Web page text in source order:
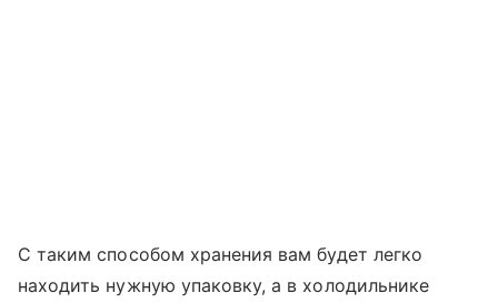
С таким способом хранения вам будет легко
находить нужную упаковку, а в холодильнике